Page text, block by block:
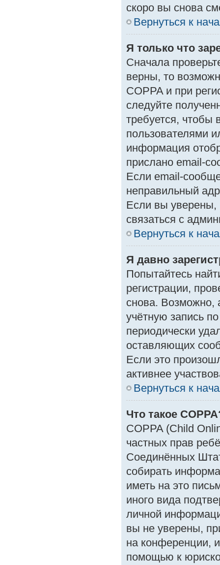
скоро вы снова
Вернуться к
Я только что
Сначала
верны, то
COPPA и при
следуйте
требуется, чтобы
пользователями
информация
прислано email-
Если email-
неправильный
Если вы уверены,
связаться с
Вернуться к
Я давно
Попытайтесь
регистрации,
снова. Возможно,
учётную запись
периодически
оставляющих
Если это
активнее
Вернуться к
Что такое
COPPA (Child
частных прав
Соединённых
собирать
иметь на это
иного вида
личной
вы не уверены,
на конференции,
помощью к